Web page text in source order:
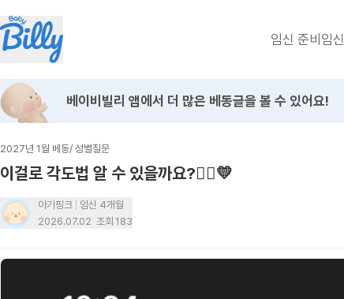
임신 준비임신
베이비빌리 앱에서 더 많은 베동글을 볼 수 있어요!
2027년 1월 베동/ 성별질문
이걸로 각도법 알 수 있을까요?🙇‍♀️💛
아기핑크
임신 4개월
2026.07.02 조회 183